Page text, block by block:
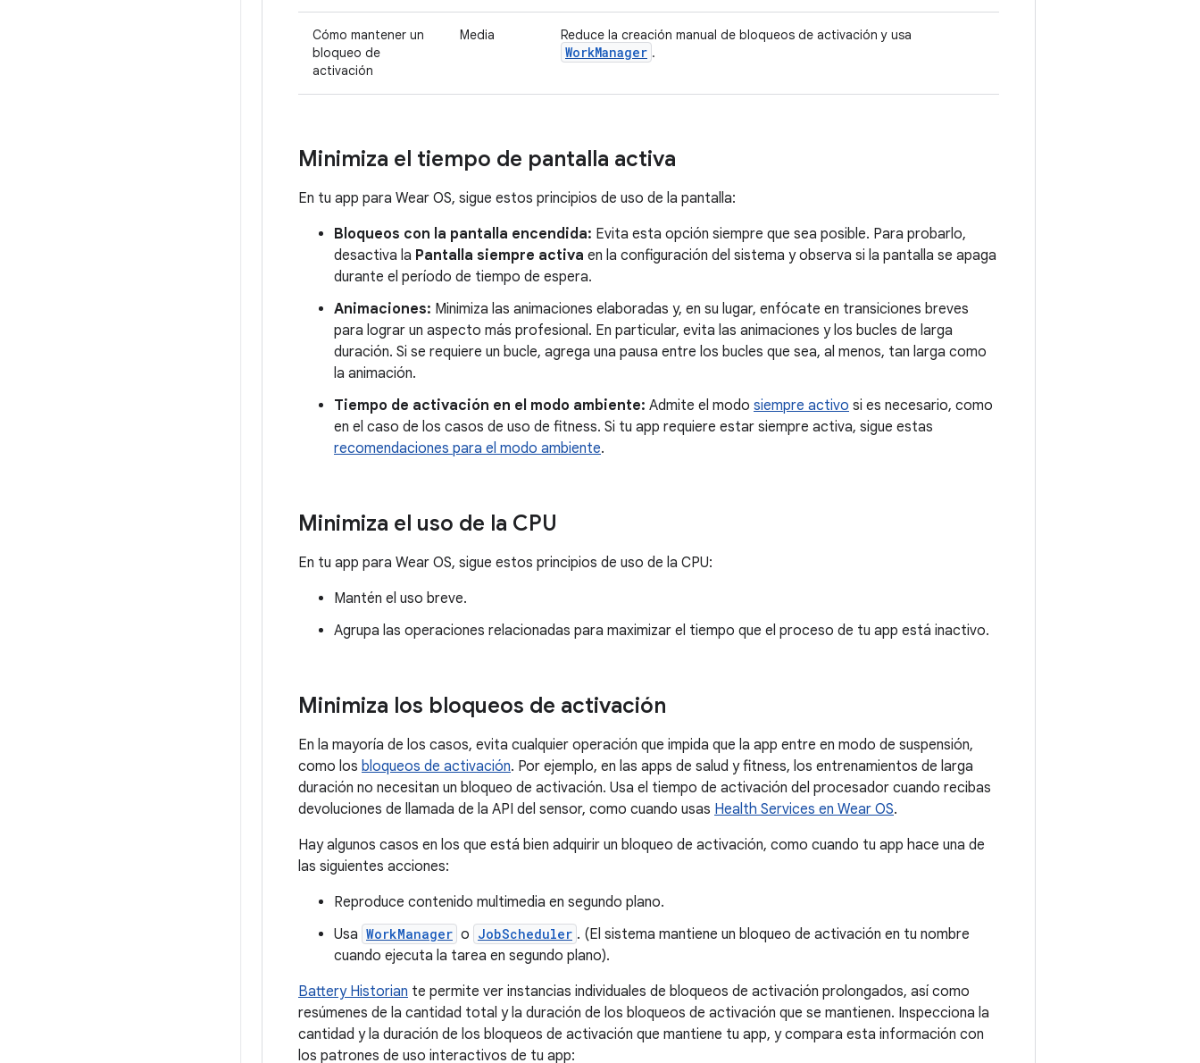
Cómo mantener un
bloqueo de
activación
Media Reduce la creación manual de bloqueos de activación y usa
WorkManager .
Minimiza el tiempo de pantalla activa
En tu app para Wear OS, sigue estos principios de uso de la pantalla:
Bloqueos con la pantalla encendida: Evita esta opción siempre que sea posible. Para probarlo,
desactiva la Pantalla siempre activa en la configuración del sistema y observa si la pantalla se apaga
durante el período de tiempo de espera.
Animaciones: Minimiza las animaciones elaboradas y, en su lugar, enfócate en transiciones breves
para lograr un aspecto más profesional. En particular, evita las animaciones y los bucles de larga
duración. Si se requiere un bucle, agrega una pausa entre los bucles que sea, al menos, tan larga como
la animación.
Tiempo de activación en el modo ambiente: Admite el modo siempre activo si es necesario, como
en el caso de los casos de uso de fitness. Si tu app requiere estar siempre activa, sigue estas
recomendaciones para el modo ambiente.
Minimiza el uso de la CPU
En tu app para Wear OS, sigue estos principios de uso de la CPU:
Mantén el uso breve.
Agrupa las operaciones relacionadas para maximizar el tiempo que el proceso de tu app está inactivo.
Minimiza los bloqueos de activación
En la mayoría de los casos, evita cualquier operación que impida que la app entre en modo de suspensión,
como los bloqueos de activación. Por ejemplo, en las apps de salud y fitness, los entrenamientos de larga
duración no necesitan un bloqueo de activación. Usa el tiempo de activación del procesador cuando recibas
devoluciones de llamada de la API del sensor, como cuando usas Health Services en Wear OS.
Hay algunos casos en los que está bien adquirir un bloqueo de activación, como cuando tu app hace una de
las siguientes acciones:
Reproduce contenido multimedia en segundo plano.
Usa WorkManager o JobScheduler . (El sistema mantiene un bloqueo de activación en tu nombre
cuando ejecuta la tarea en segundo plano).
Battery Historian te permite ver instancias individuales de bloqueos de activación prolongados, así como
resúmenes de la cantidad total y la duración de los bloqueos de activación que se mantienen. Inspecciona la
cantidad y la duración de los bloqueos de activación que mantiene tu app, y compara esta información con
los patrones de uso interactivos de tu app: